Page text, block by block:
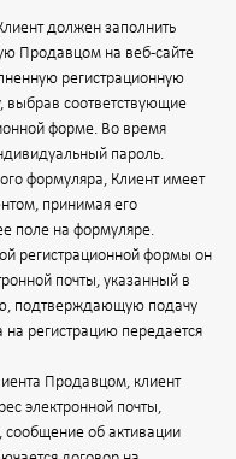
должен заполнить
Продавцом на веб-сайте
регистрационную
соответствующие
форме. Во время
пароль.
формуляра, Клиент имеет
принимая его
поле на формуляре.
регистрационной формы он
почты, указанный в
подтверждающую подачу
регистрацию передается
Продавцом, клиент
электронной почты,
сообщение об активации